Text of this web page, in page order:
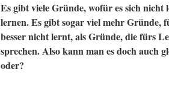
Es gibt viele Gründe, wofür es sich nicht
lernen. Es gibt sogar viel mehr Gründe,
besser nicht lernt, als Gründe, die fürs
sprechen. Also kann man es doch auch
oder?